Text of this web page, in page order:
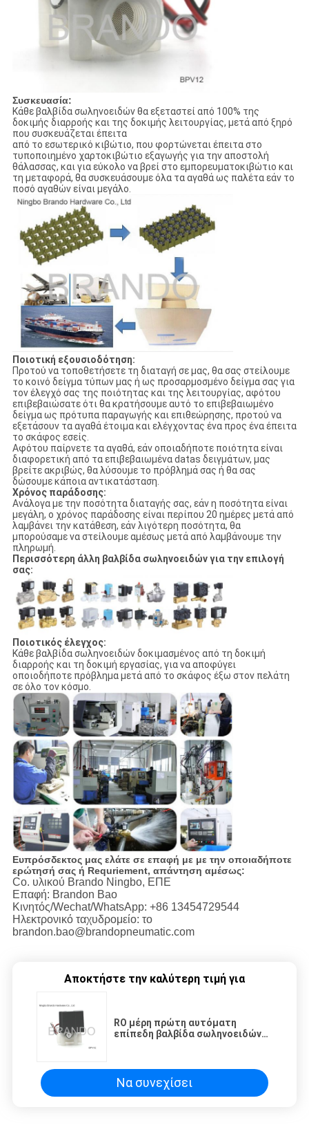
Συσκευασία:
Κάθε βαλβίδα σωληνοειδών θα εξεταστεί από 100% της
δοκιμής διαρροής και της δοκιμής λειτουργίας, μετά από ξηρό
που συσκευάζεται έπειτα
από το εσωτερικό κιβώτιο, που φορτώνεται έπειτα στο
τυποποιημένο χαρτοκιβώτιο εξαγωγής για την αποστολή
θάλασσας, και για εύκολο να βρεί στο εμπορευματοκιβώτιο και
τη μεταφορά, θα συσκευάσουμε όλα τα αγαθά ως παλέτα εάν το
ποσό αγαθών είναι μεγάλο.
Ποιοτική εξουσιοδότηση:
Προτού να τοποθετήσετε τη διαταγή σε μας, θα σας στείλουμε
το κοινό δείγμα τύπων μας ή ως προσαρμοσμένο δείγμα σας για
τον έλεγχό σας της ποιότητας και της λειτουργίας, αφότου
επιβεβαιώσατε ότι θα κρατήσουμε αυτό το επιβεβαιωμένο
δείγμα ως πρότυπα παραγωγής και επιθεώρησης, προτού να
εξετάσουν τα αγαθά έτοιμα και ελέγχοντας ένα προς ένα έπειτα
το σκάφος εσείς.
Αφότου παίρνετε τα αγαθά, εάν οποιαδήποτε ποιότητα είναι
διαφορετική από τα επιβεβαιωμένα datas δειγμάτων, μας
βρείτε ακριβώς, θα λύσουμε το πρόβλημά σας ή θα σας
δώσουμε κάποια αντικατάσταση.
Χρόνος παράδοσης:
Ανάλογα με την ποσότητα διαταγής σας, εάν η ποσότητα είναι
μεγάλη, ο χρόνος παράδοσης είναι περίπου 20 ημέρες μετά από
λαμβάνει την κατάθεση, εάν λιγότερη ποσότητα, θα
μπορούσαμε να στείλουμε αμέσως μετά από λαμβάνουμε την
πληρωμή.
Περισσότερη άλλη βαλβίδα σωληνοειδών για την επιλογή
σας:
Ποιοτικός έλεγχος:
Κάθε βαλβίδα σωληνοειδών δοκιμασμένος από τη δοκιμή
διαρροής και τη δοκιμή εργασίας, για να αποφύγει
οποιοδήποτε πρόβλημα μετά από το σκάφος έξω στον πελάτη
σε όλο τον κόσμο.
Ευπρόσδεκτος μας ελάτε σε επαφή με με την οποιαδήποτε
ερώτησή σας ή Requriement, απάντηση αμέσως:
Co. υλικού Brando Ningbo, ΕΠΕ
Επαφή: Brandon Bao
Κινητός/Wechat/WhatsApp: +86 13454729544
Ηλεκτρονικό ταχυδρομείο: το
brandon.bao@brandopneumatic.com
Αποκτήστε την καλύτερη τιμή για
RO μέρη πρώτη αυτόματη
επίπεδη βαλβίδα σωληνοειδών
τον εξαγνιστή νερού RO
Να συνεχίσει